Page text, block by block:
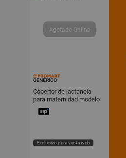
GENÉRICO
Cobertor de lactancia
para maternidad modelo
ositos
Exclusivo para venta web